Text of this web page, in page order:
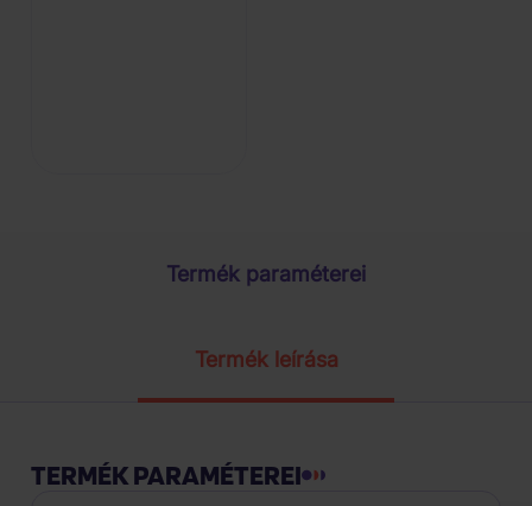
Termék paraméterei
Termék leírása
TERMÉK PARAMÉTEREI